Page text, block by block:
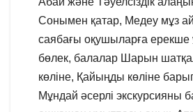
Сонымен қатар, Медеу мұз
саябағы оқушыларға
бөлек, балалар Шарын
көліне, Қайыңды көліне
Мұндай әсерлі экскурсияны